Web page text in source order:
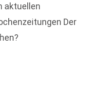
aktuellen
Der